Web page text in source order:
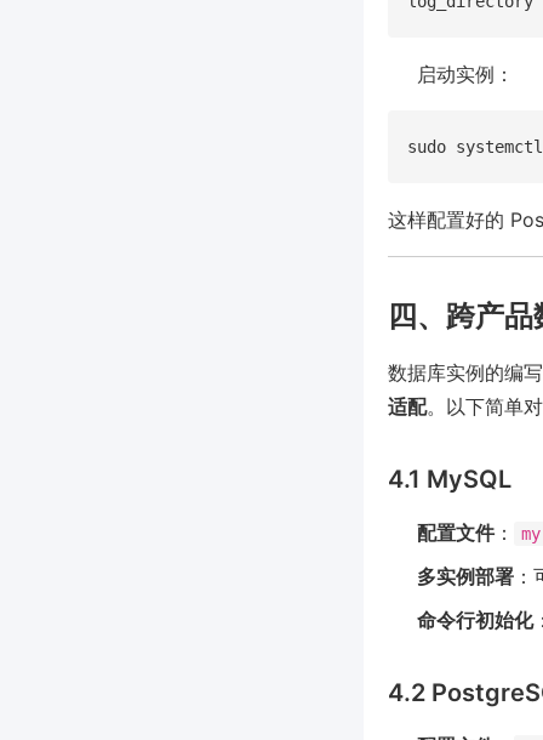
启动实例：
这样配置好的
四、跨产
数据库实例的编
适配。以下简单
4.1 MySQL
配置文件：
多实例部署
命令行初始化
4.2